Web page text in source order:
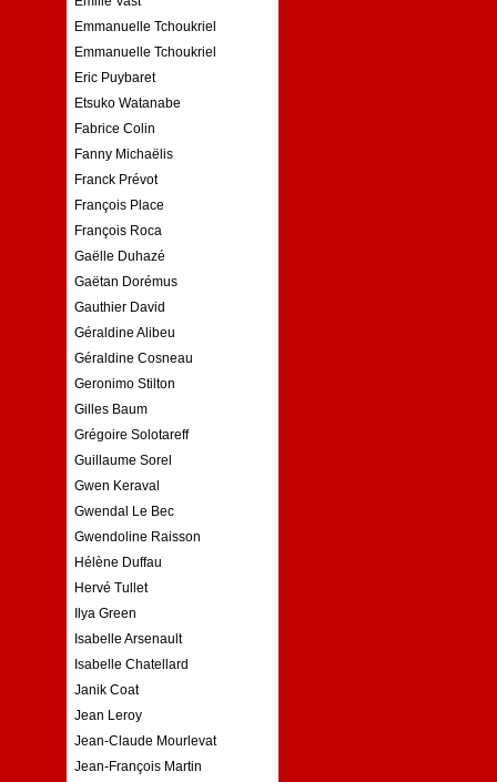
Emmanuelle Tchoukriel
Emmanuelle Tchoukriel
Eric Puybaret
Etsuko Watanabe
Fabrice Colin
Fanny Michaëlis
Franck Prévot
François Place
François Roca
Gaëlle Duhazé
Gaëtan Dorémus
Gauthier David
Géraldine Alibeu
Géraldine Cosneau
Geronimo Stilton
Gilles Baum
Grégoire Solotareff
Guillaume Sorel
Gwen Keraval
Gwendal Le Bec
Gwendoline Raisson
Hélène Duffau
Hervé Tullet
Ilya Green
Isabelle Arsenault
Isabelle Chatellard
Janik Coat
Jean Leroy
Jean-Claude Mourlevat
Jean-François Martin